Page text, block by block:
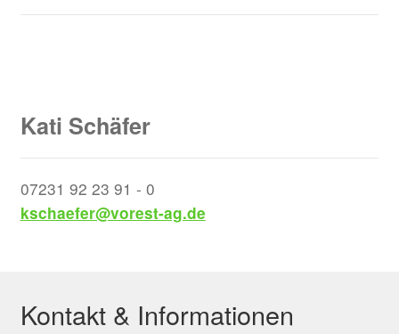
Kati Schäfer
07231 92 23 91 - 0
kschaefer@vorest-ag.de
Kontakt & Informationen